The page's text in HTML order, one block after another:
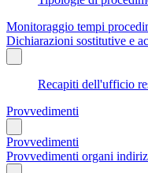
Monitoraggio tempi
Dichiarazioni sostitutive e
Recapiti dell'ufficio
Provvedimenti
Provvedimenti
Provvedimenti organi